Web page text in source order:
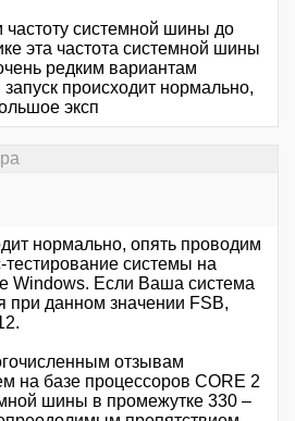
системной шины до
эта частота системной шины
редким вариантам
происходит нормально,
эксп
нормально, опять проводим
системы на
Windows. Если Ваша система
при данном значении FSB,
отзывам
на базе процессоров CORE 2
шины в промежутке 330 –